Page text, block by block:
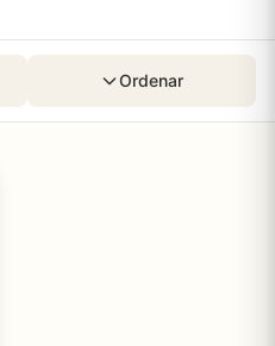
Ordenar